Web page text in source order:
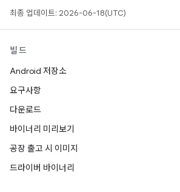
최종 업데이트: 2026-06-18(UTC)
빌드
Android 저장소
요구사항
다운로드
바이너리 미리보기
공장 출고 시 이미지
드라이버 바이너리